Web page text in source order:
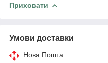
Приховати
Умови доставки
Нова Пошта